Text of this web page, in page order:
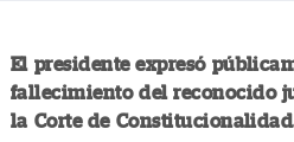
El presidente expresó
fallecimiento del reconocido
la Corte de